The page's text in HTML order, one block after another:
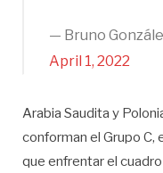
— Bruno
April 1, 2022
Arabia Saudita y
conforman el Grupo C,
que enfrentar el